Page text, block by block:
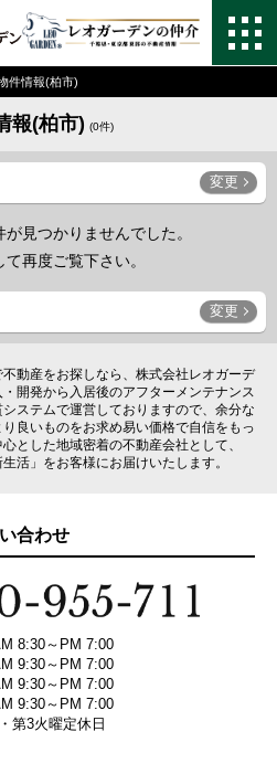
件情報(柏市)
報(柏市) (0件)
変更
見つかりませんでした。
再度ご覧下さい。
変更
動産をお探しなら、株式会社レオガーデ
開発から入居後のアフターメンテナンス
ステムで運営しておりますので、余分な
良いものをお求め易い価格で自信をもっ
とした地域密着の不動産会社として、
活」をお客様にお届けいたします。
合わせ
8:30～PM 7:00
9:30～PM 7:00
9:30～PM 7:00
9:30～PM 7:00
第3火曜定休日